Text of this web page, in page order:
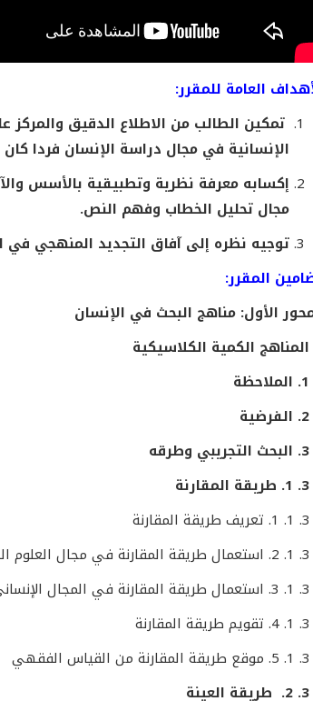
العامة للمقرر:
تمكين الطالب من الاطلاع الدقيق
الإنسانية في مجال دراسة الإنسان فردا
إكسابه معرفة نظرية وتطبيقية بالأسس
مجال تحليل الخطاب وفهم النص.
توجيه نظره إلى آفاق التجديد المنهجي في
المقرر:
الأول: مناهج البحث في الإنسان